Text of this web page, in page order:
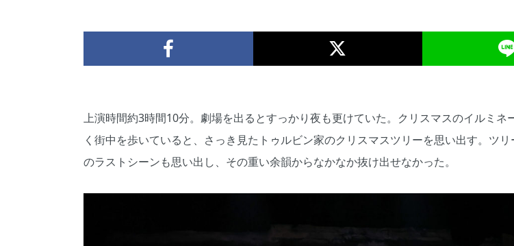
上演時間約3時間10分。劇場を出るとすっかり夜も更けていた。クリスマスのイルミネ
く街中を歩いていると、さっき見たトゥルビン家のクリスマスツリーを思い出す。ツ
のラストシーンも思い出し、その重い余韻からなかなか抜け出せなかった。